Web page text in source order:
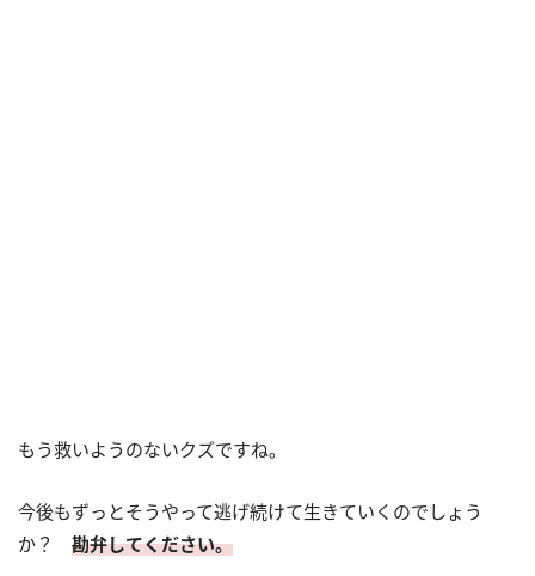
もう救いようのないクズですね。
今後もずっとそうやって逃げ続けて生きていくのでしょう
か？ 勘弁してください。